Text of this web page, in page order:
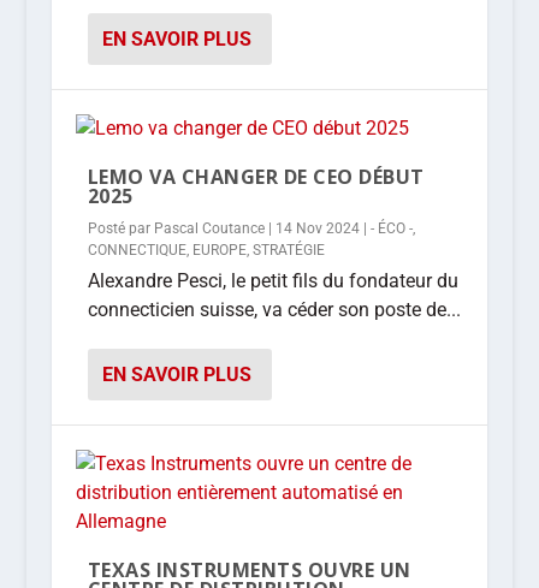
EN SAVOIR PLUS
LEMO VA CHANGER DE CEO DÉBUT
2025
Posté par Pascal Coutance| 14 Nov 2024| - ÉCO -,
CONNECTIQUE, EUROPE, STRATÉGIE
Alexandre Pesci, le petit fils du fondateur du
connecticien suisse, va céder son poste de...
EN SAVOIR PLUS
TEXAS INSTRUMENTS OUVRE UN